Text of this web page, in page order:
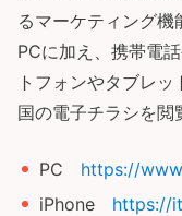
るマーケティング機
PCに加え、携帯電
トフォンやタブレ
国の電子チラシを閲
PC https://
iPhone https://